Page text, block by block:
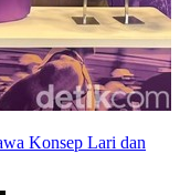
Konsep Lari dan